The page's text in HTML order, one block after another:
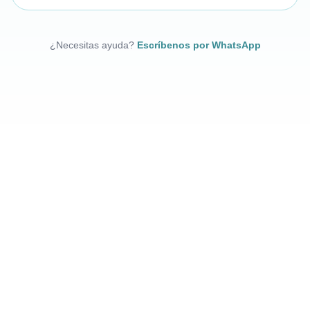
¿Necesitas ayuda? Escríbenos por WhatsApp